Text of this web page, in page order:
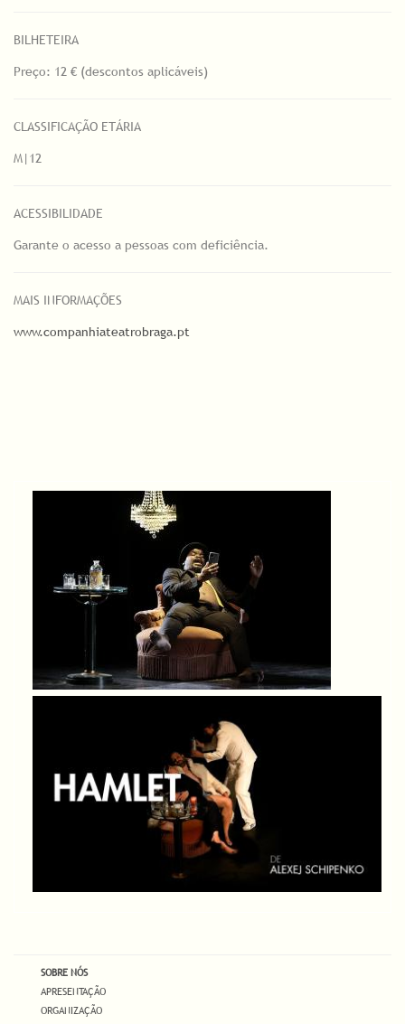
BILHETEIRA
Preço: 12 € (descontos aplicáveis)
CLASSIFICAÇÃO ETÁRIA
M|12
ACESSIBILIDADE
Garante o acesso a pessoas com deficiência.
MAIS INFORMAÇÕES
www.companhiateatrobraga.pt
SOBRE NÓS
APRESENTAÇÃO
ORGANIZAÇÃO